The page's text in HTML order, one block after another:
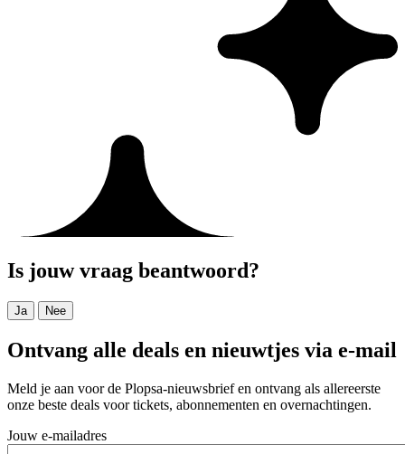
Is jouw vraag beantwoord?
Ja Nee
Ontvang alle deals en nieuwtjes via e-mail
Meld je aan voor de Plopsa-nieuwsbrief en ontvang als allereerste
onze beste deals voor tickets, abonnementen en overnachtingen.
Jouw e-mailadres